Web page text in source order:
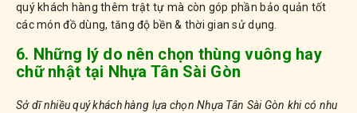
quý khách hàng thêm trật tự mà còn góp phần bảo quản tốt
các món đồ dùng, tăng độ bền & thời gian sử dụng.
6. Những lý do nên chọn thùng vuông hay
chữ nhật tại Nhựa Tân Sài Gòn
Sở dĩ nhiều quý khách hàng lựa chọn Nhựa Tân Sài Gòn khi có nhu